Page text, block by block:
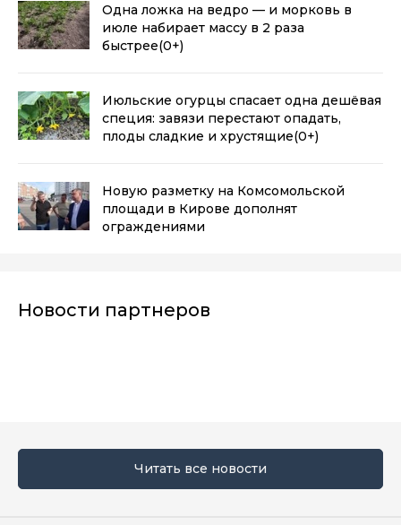
Одна ложка на ведро — и морковь в
июле набирает массу в 2 раза
быстрее(0+)
Июльские огурцы спасает одна дешёвая
специя: завязи перестают опадать,
плоды сладкие и хрустящие(0+)
Новую разметку на Комсомольской
площади в Кирове дополнят
ограждениями
Новости партнеров
Читать все новости